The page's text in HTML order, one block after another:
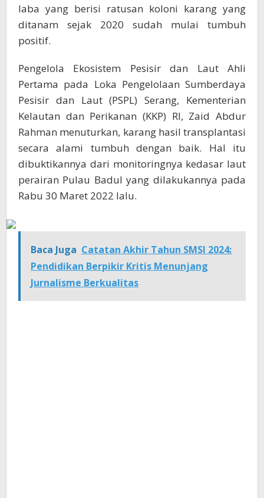
laba yang berisi ratusan koloni karang yang
ditanam sejak 2020 sudah mulai tumbuh
positif.
Pengelola Ekosistem Pesisir dan Laut Ahli
Pertama pada Loka Pengelolaan Sumberdaya
Pesisir dan Laut (PSPL) Serang, Kementerian
Kelautan dan Perikanan (KKP) RI, Zaid Abdur
Rahman menuturkan, karang hasil transplantasi
secara alami tumbuh dengan baik. Hal itu
dibuktikannya dari monitoringnya kedasar laut
perairan Pulau Badul yang dilakukannya pada
Rabu 30 Maret 2022 lalu.
Baca Juga Catatan Akhir Tahun SMSI 2024:
Pendidikan Berpikir Kritis Menunjang
Jurnalisme Berkualitas